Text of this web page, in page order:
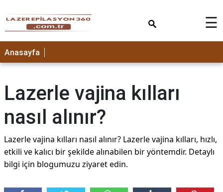
☰
Anasayfa
Lazerle vajina kılları
nasıl alınır?
Lazerle vajina kılları nasıl alınır? Lazerle vajina kılları, hızlı,
etkili ve kalıcı bir şekilde alınabilen bir yöntemdir. Detaylı
bilgi için blogumuzu ziyaret edin.